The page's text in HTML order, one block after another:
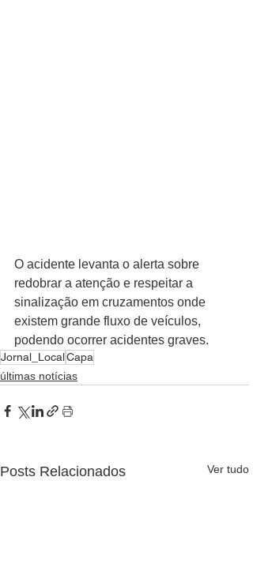
O acidente levanta o alerta sobre
redobrar a atenção e respeitar a
sinalização em cruzamentos onde
existem grande fluxo de veículos,
podendo ocorrer acidentes graves.
Jornal_LocalCapa
últimas notícias
Posts Relacionados Ver tudo